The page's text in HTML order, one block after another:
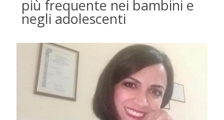
più frequente nei bambini e
negli adolescenti